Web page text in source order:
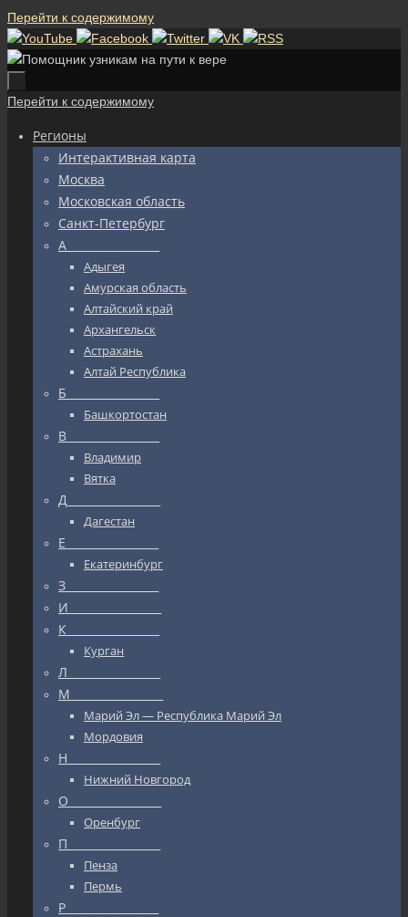
Перейти к содержимому
Перейти к содержимому
Регионы
Интерактивная карта
Москва
Московская область
Санкт-Петербург
А_________________
Адыгея
Амурская область
Алтайский край
Архангельск
Астрахань
Алтай Республика
Б_________________
Башкортостан
В_________________
Владимир
Вятка
Д_________________
Дагестан
Е_________________
Екатеринбург
З_________________
И_________________
К_________________
Курган
Л_________________
М_________________
Марий Эл — Республика Марий Эл
Мордовия
Н_________________
Нижний Новгород
О_________________
Оренбург
П_________________
Пенза
Пермь
Р_________________